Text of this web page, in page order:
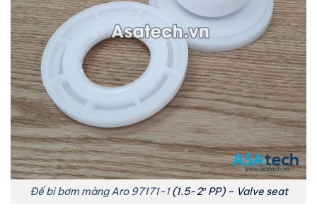
Đế bi bơm màng Aro 97171-1(1.5-2″ PP) – Valve seat